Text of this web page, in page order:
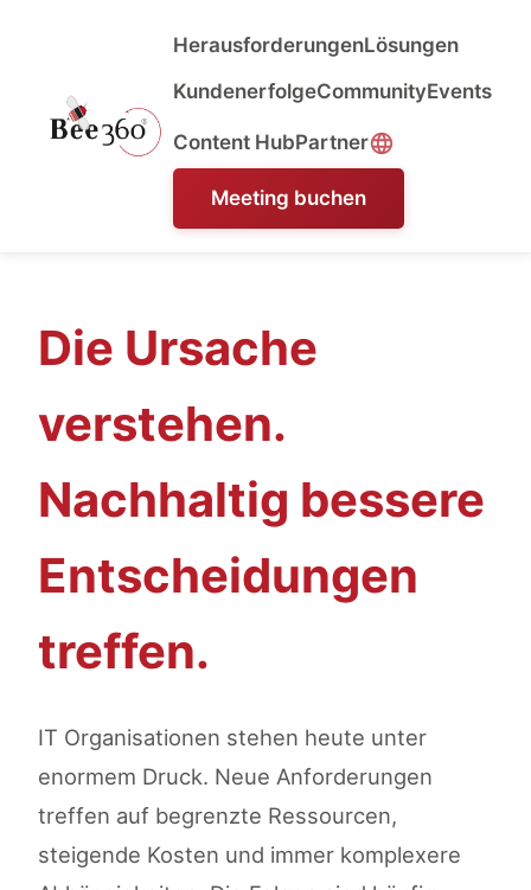
HerausforderungenLösungen
KundenerfolgeCommunityEvents
Content HubPartner
Meeting buchen
Die Ursache
verstehen.
Nachhaltig bessere
Entscheidungen
treffen.
IT Organisationen stehen heute unter
enormem Druck. Neue Anforderungen
treffen auf begrenzte Ressourcen,
steigende Kosten und immer komplexere